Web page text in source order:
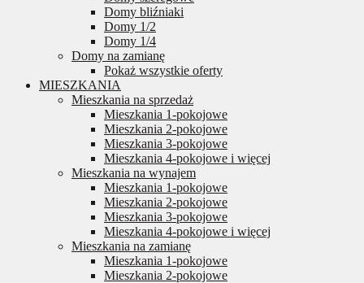
Domy bliźniaki
Domy 1/2
Domy 1/4
Domy na zamianę
Pokaż wszystkie oferty
MIESZKANIA
Mieszkania na sprzedaż
Mieszkania 1-pokojowe
Mieszkania 2-pokojowe
Mieszkania 3-pokojowe
Mieszkania 4-pokojowe i więcej
Mieszkania na wynajem
Mieszkania 1-pokojowe
Mieszkania 2-pokojowe
Mieszkania 3-pokojowe
Mieszkania 4-pokojowe i więcej
Mieszkania na zamianę
Mieszkania 1-pokojowe
Mieszkania 2-pokojowe